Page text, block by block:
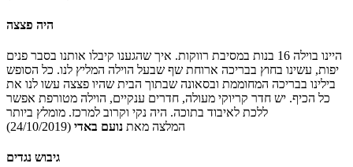
היה פצצה
היינו בוילה 16 בנות במסיבת רווקות. איך שהגענו קיבלו אותנו בסבר פנים
יפות, עשינו בחוץ בבריכה ארוחת שף שבעל הוילה המליץ לנו. כל הסופש
בילינו בבריכה המחוממת ובסאונה שבתוך הבית שהיו פצצה עשו לנו את
כל הכיף. יש חדר קריוקי מעולה, חדרים ענקיים, הוילה מטורפת אפשר
ללכת לאיבוד בתוכה. היה נקי וקרוב למרכז. מומלץ ביותר
המלצה מאת נועם באדי (24/10/2019)
גיבוש נגדים